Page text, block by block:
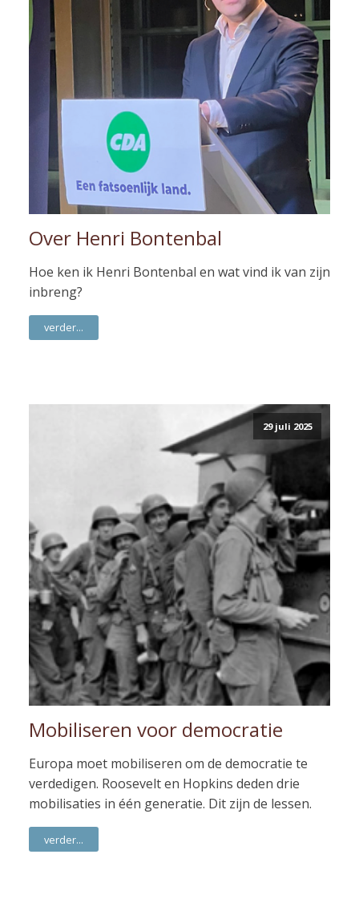
Over Henri Bontenbal
Hoe ken ik Henri Bontenbal en wat vind ik van zijn
inbreng?
verder...
29 juli 2025
Mobiliseren voor democratie
Europa moet mobiliseren om de democratie te
verdedigen. Roosevelt en Hopkins deden drie
mobilisaties in één generatie. Dit zijn de lessen.
verder...